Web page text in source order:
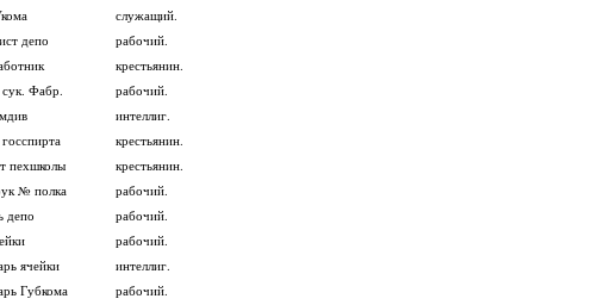
служащий.
депо
рабочий.
крестьянин.
Фабр.
рабочий.
интеллиг.
крестьянин.
пехшколы
крестьянин.
№ полка
рабочий.
депо
рабочий.
рабочий.
ячейки
интеллиг.
Губкома
рабочий.